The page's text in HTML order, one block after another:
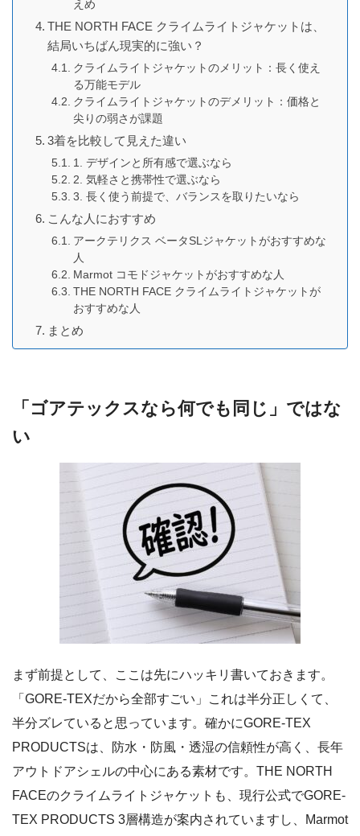
えめ
THE NORTH FACE クライムライトジャケットは、
結局いちばん現実的に強い？
クライムライトジャケットのメリット：長く使え
る万能モデル
クライムライトジャケットのデメリット：価格と
尖りの弱さが課題
3着を比較して見えた違い
1. デザインと所有感で選ぶなら
2. 気軽さと携帯性で選ぶなら
3. 長く使う前提で、バランスを取りたいなら
こんな人におすすめ
アークテリクス ベータSLジャケットがおすすめな
人
Marmot コモドジャケットがおすすめな人
THE NORTH FACE クライムライトジャケットが
おすすめな人
まとめ
「ゴアテックスなら何でも同じ」ではな
い
まず前提として、ここは先にハッキリ書いておきます。
「GORE-TEXだから全部すごい」これは半分正しくて、
半分ズレていると思っています。確かにGORE-TEX
PRODUCTSは、防水・防風・透湿の信頼性が高く、長年
アウトドアシェルの中心にある素材です。THE NORTH
FACEのクライムライトジャケットも、現行公式でGORE-
TEX PRODUCTS 3層構造が案内されていますし、Marmot